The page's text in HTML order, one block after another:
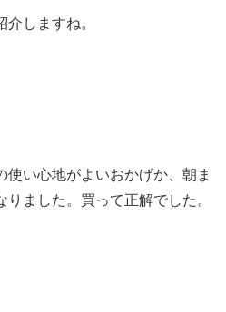
しますね。
使い心地がよいおかげか、朝ま
ました。買って正解でした。